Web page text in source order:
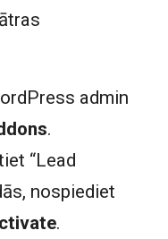
admin
.
“Lead
nospiediet
.